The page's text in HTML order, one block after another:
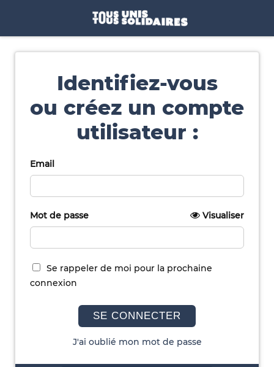
Identifiez-vous
ou créez un compte
utilisateur :
Email
Mot de passe Visualiser
Se rappeler de moi pour la prochaine
connexion
SE CONNECTER
J'ai oublié mon mot de passe